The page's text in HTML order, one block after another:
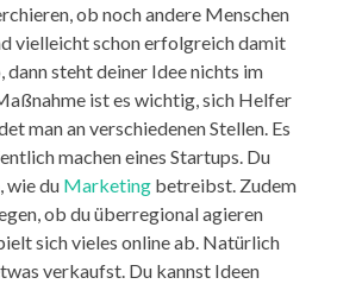
ob noch andere Menschen
vielleicht schon erfolgreich damit
dann steht deiner Idee nichts im
ist es wichtig, sich Helfer
man an verschiedenen Stellen. Es
machen eines Startups. Du
wie du Marketing betreibst. Zudem
ob du überregional agieren
sich vieles online ab. Natürlich
verkaufst. Du kannst Ideen